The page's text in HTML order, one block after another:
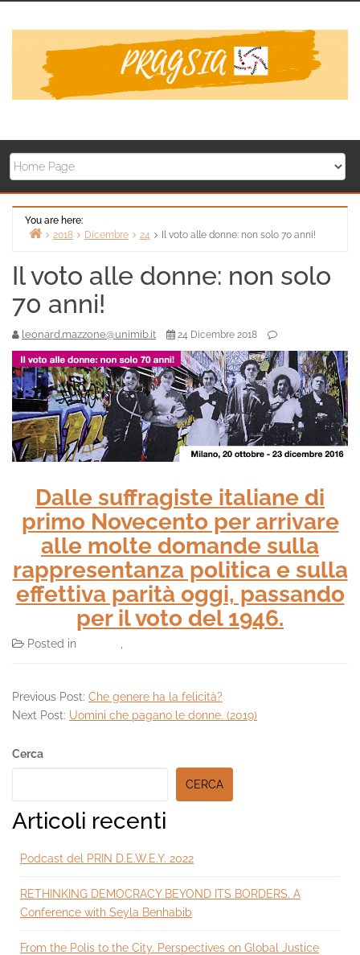
You are here:
2018 Dicembre 24 Il voto alle donne: non solo 70 anni!
Il voto alle donne: non solo
70 anni!
leonard.mazzone@unimib.it 24 Dicembre 2018
Dalle suffragiste italiane di
primo Novecento per arrivare
alle molte domande sulla
rappresentanza politica e sulla
effettiva parità oggi, passando
per il voto del 1946.
Posted in
Previous Post: Che genere ha la felicità?
Next Post: Uomini che pagano le donne. (2019)
Secondary
Cerca
CERCA
Articoli recenti
Podcast del PRIN D.E.W.E.Y. 2022
RETHINKING DEMOCRACY BEYOND ITS BORDERS. A
Conference with Seyla Benhabib
From the Polis to the City. Perspectives on Global Justice